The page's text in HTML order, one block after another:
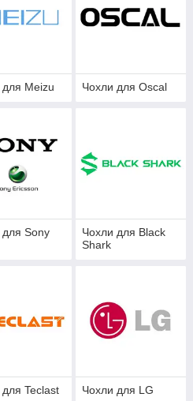
Meizu Чохли для Oscal
Sony
Чохли для Black
Shark
Teclast Чохли для LG